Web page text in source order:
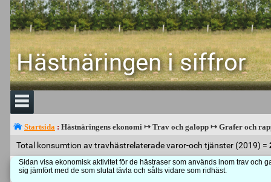
Hästnäringen i siffror
Startsida : Hästnäringens ekonomi ↦ Trav och galopp ↦ Grafer och
Total konsumtion av travhästrelaterade varor-och tjänster (2019) =
Sidan visa ekonomisk aktivitet för de hästraser som används inom trav och
sig jämfört med de som slutat tävla och sålts vidare som ridhäst.